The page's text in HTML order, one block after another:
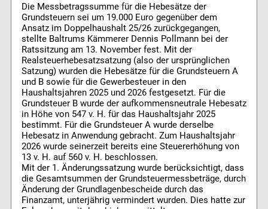
Die Messbetragssumme für die Hebesätze der
Grundsteuern sei um 19.000 Euro gegenüber dem
Ansatz im Doppelhaushalt 25/26 zurückgegangen,
stellte Baltrums Kämmerer Dennis Pollmann bei der
Ratssitzung am 13. November fest. Mit der
Realsteuerhebesatzsatzung (also der ursprünglichen
Satzung) wurden die Hebesätze für die Grundsteuern A
und B sowie für die Gewerbesteuer in den
Haushaltsjahren 2025 und 2026 festgesetzt. Für die
Grundsteuer B wurde der aufkommensneutrale Hebesatz
in Höhe von 547 v. H. für das Haushaltsjahr 2025
bestimmt. Für die Grundsteuer A wurde derselbe
Hebesatz in Anwendung gebracht. Zum Haushaltsjahr
2026 wurde seinerzeit bereits eine Steuererhöhung von
13 v. H. auf 560 v. H. beschlossen.
Mit der 1. Änderungssatzung wurde berücksichtigt, dass
die Gesamtsummen der Grundsteuermessbeträge, durch
Änderung der Grundlagenbescheide durch das
Finanzamt, unterjährig vermindert wurden. Dies hatte zur